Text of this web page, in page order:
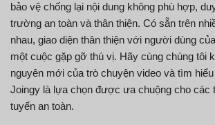
bảo vệ chống lại nội dung không phù hợp,
trường an toàn và thân thiện. Có sẵn trên
nhau, giao diện thân thiện với người dùng
một cuộc gặp gỡ thú vị. Hãy cùng chúng tôi
nguyên mới của trò chuyện video và tìm
Joingy là lựa chọn được ưa chuộng cho các
tuyến an toàn.